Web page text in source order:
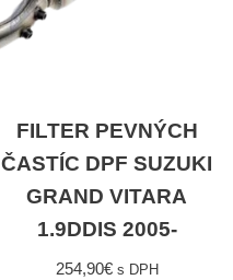
FILTER PEVNÝCH
ČASTÍC DPF SUZUKI
GRAND VITARA
1.9DDIS 2005-
254,90€ s DPH